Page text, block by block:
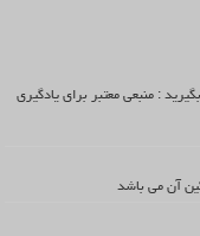
: منبعی معتبر برای یادگیری